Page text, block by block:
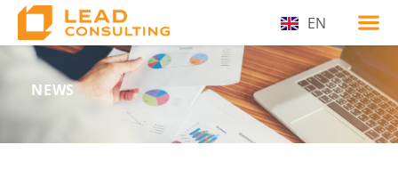
EN
VI
NEWS